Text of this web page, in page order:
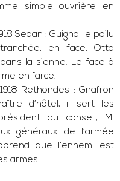
simple ouvrière en
Sedan : Guignol le poilu
en face, Otto
la sienne. Le face à
en farce.
Rethondes : Gnafron
d’hôtel, il sert les
du conseil, M.
généraux de l’armée
que l’ennemi est
armes.